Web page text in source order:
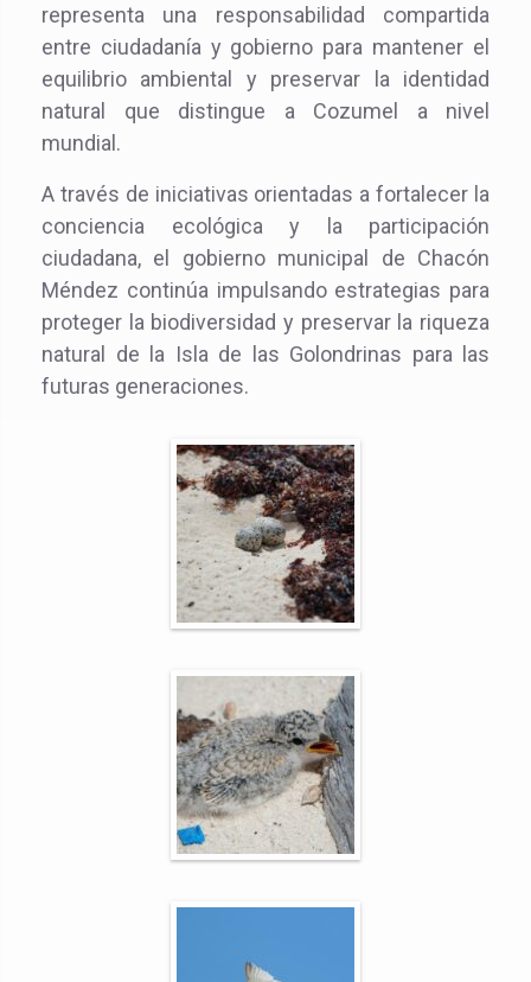
representa una responsabilidad compartida
entre ciudadanía y gobierno para mantener el
equilibrio ambiental y preservar la identidad
natural que distingue a Cozumel a nivel
mundial.
A través de iniciativas orientadas a fortalecer la
conciencia ecológica y la participación
ciudadana, el gobierno municipal de Chacón
Méndez continúa impulsando estrategias para
proteger la biodiversidad y preservar la riqueza
natural de la Isla de las Golondrinas para las
futuras generaciones.